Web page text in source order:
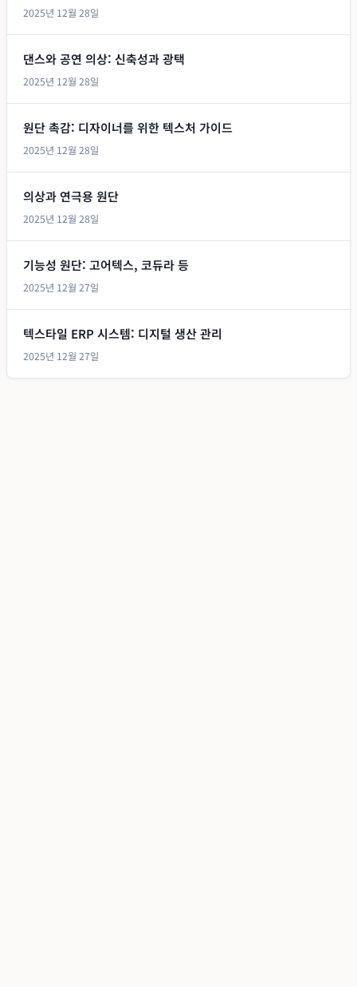
2025년 12월 28일
댄스와 공연 의상: 신축성과 광택
2025년 12월 28일
원단 촉감: 디자이너를 위한 텍스처 가이드
2025년 12월 28일
의상과 연극용 원단
2025년 12월 28일
기능성 원단: 고어텍스, 코듀라 등
2025년 12월 27일
텍스타일 ERP 시스템: 디지털 생산 관리
2025년 12월 27일